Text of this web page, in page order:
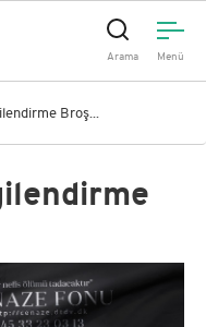
Menü
Arama
Broş...